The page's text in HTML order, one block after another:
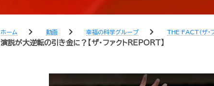
ホーム chevron_right 動画 chevron_right 幸福の科学グループ chevron_right THE FACT（ザ・
演説が大逆転の引き金に？【ザ・ファクトREPORT】